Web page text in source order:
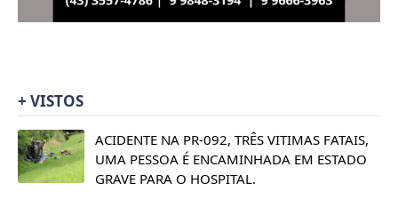
+ VISTOS
ACIDENTE NA PR-092, TRÊS VITIMAS FATAIS,
UMA PESSOA É ENCAMINHADA EM ESTADO
GRAVE PARA O HOSPITAL.